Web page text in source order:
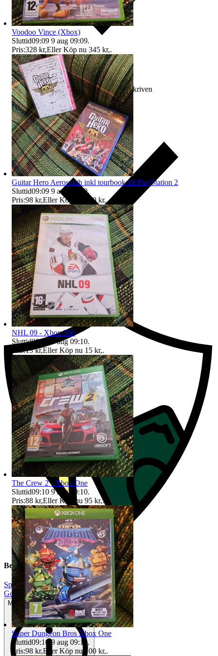
Ersättning om varan inte är som beskriven
Ersättning om du inte får din vara
Beskrivning
Sport
Gott använt skick
Mindre tecken på användning
Voodoo Vince (Xbox)
Sluttid09:09 9 aug 09:09.
Pris:328 kr,Eller Köp nu 345 kr,.
Guitar Hero Aerosmith inkl tourbook till PlayStation 2
Sluttid09:09 9 aug 09:09.
Pris:98 kr,Eller Köp nu 100 kr,.
NHL 09 - Xbox 360
Sluttid09:10 9 aug 09:10.
Pris:13 kr,Eller Köp nu 15 kr,.
The Crew 2 - Xbox One
Sluttid09:10 9 aug 09:10.
Pris:88 kr,Eller Köp nu 95 kr,.
Super Dungeon Bros Xbox One
Sluttid09:10 9 aug 09:10.
Pris:98 kr,Eller Köp nu 100 kr,.